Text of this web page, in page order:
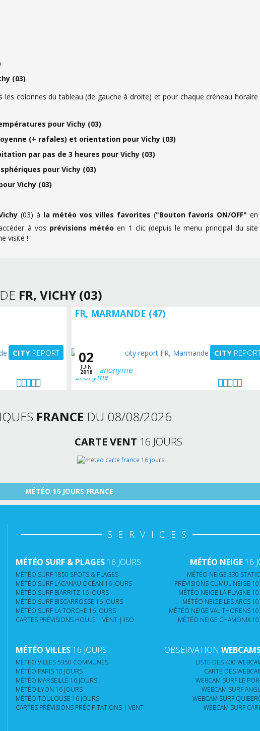
(03)
les colonnes du tableau (de gauche à droite) et pour chaque créneau horaire
pour Vichy (03)
(+ rafales) et orientation pour Vichy (03)
par pas de 3 heures pour Vichy (03)
pour Vichy (03)
Vichy (03)
(03) à la météo vos villes favorites ("Bouton favoris ON/OFF" en
à vos prévisions météo en 1 clic (depuis le menu principal du site
visite !
FR, VICHY (03)
CITY REPORT
FR, MARMANDE (47)
02
JUIN
2018
CITY
anonyme
FRANCE DU 08/08/2026
CARTE VENT 16 JOURS
MÉTÉO 16 JOURS FRANCE
SERVICES
MÉTÉO SURF & PLAGES16 JOURS
MÉTÉO SURF 1850 SPOTS & PLAGES
MÉTÉO SURF LACANAU OCÉAN 16 JOURS
MÉTÉO SURF BIARRITZ 16 JOURS
MÉTÉO SURF BISCARROSSE 16 JOURS
MÉTÉO SURF LA TORCHE 16 JOURS
CARTES PRÉVISIONS HOULE | VENT | ISO
MÉTÉO VILLES16 JOURS
MÉTÉO VILLES 5350 COMMUNES
MÉTÉO PARIS 10 JOURS
MÉTÉO MARSEILLE 16 JOURS
MÉTÉO LYON 16 JOURS
MÉTÉO TOULOUSE 16 JOURS
CARTES PRÉVISIONS PRÉCIPITATIONS | VENT
MÉTÉO NEIGE16
MÉTÉO NEIGE 330
PRÉVISIONS CUMUL NEIGE 10
MÉTÉO NEIGE LA PLAGNE
MÉTÉO NEIGE LES ARCS
MÉTÉO NEIGE VAL THORENS 10
MÉTÉO NEIGE CHAMONIX 10
OBSERVATION
LISTE DES 400
CARTE DES
WEBCAM SURF LE
WEBCAM SURF
WEBCAM SURF
WEBCAM SURF